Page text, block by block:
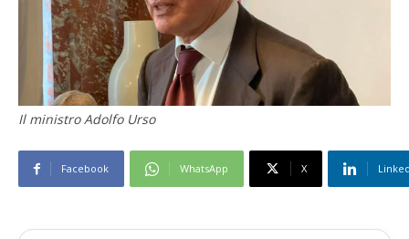
Il ministro Adolfo Urso
Facebook WhatsApp X